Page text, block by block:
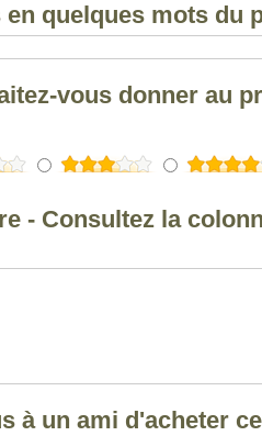
en quelques mots du
vous donner au
- Consultez la
à un ami d'acheter